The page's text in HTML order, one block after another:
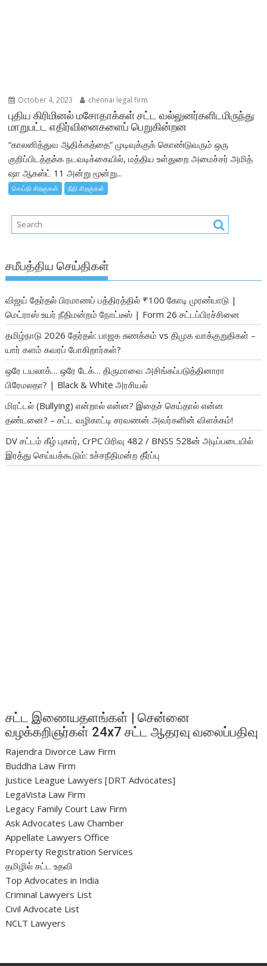
October 4, 2023 chennai legal firm
புதிய கிரிமினல் மசோதாக்கள் சட்ட வல்லுனர்களிடமிருந்து
மாறுபட்ட எதிர்வினைகளைப் பெறுகின்றன
“காலனித்துவ ஆதிக்கத்தை” முடிவுக்குக் கொண்டுவரும் ஒரு
குறிப்பிடத்தக்க நடவடிக்கையில், மத்திய உள்துறை அமைச்சர் அமித்
ஷா ஆகஸ்ட் 11 அன்று மூன்று...
செய்தி சிறகுகள் நீதி சிறகுகள்
சமீபத்திய செய்திகள்
விஜய் தேர்தல் பிரமாணப் பத்திரத்தில் ₹100 கோடி முரண்பாடு |
மெட்ராஸ் உயர் நீதிமன்றம் நோட்டீஸ் | Form 26 சட்டப்பிரச்சினை
தமிழ்நாடு 2026 தேர்தல்: பாஜக சுணக்கம் vs திமுக வாக்குறுதிகள் –
யார் களம் கவரப் போகிறார்கள்?
ஒரே டயலாக்… ஒரே டேக்… திருமாவை அசிங்கப்படுத்தினாரா
பிரேமலதா? | Black & White அரசியல்
மிரட்டல் (Bullying) என்றால் என்ன? இதைச் செய்தால் என்ன
தண்டனை? – சட்ட வழிகாட்டி சரவணன் அவர்களின் விளக்கம்!
DV சட்டம் கீழ் புகார், CrPC பிரிவு 482 / BNSS 528ன் அடிப்படையில்
இரத்து செய்யக்கூடும்: உச்சநீதிமன்ற தீர்ப்பு
சட்ட இணையதளங்கள் | சென்னை
வழக்கறிஞர்கள் 24x7 சட்ட ஆதரவு வலைப்பதிவு
Rajendra Divorce Law Firm
Buddha Law Firm
Justice League Lawyers [DRT Advocates]
LegaVista Law Firm
Legacy Family Court Law Firm
Ask Advocates Law Chamber
Appellate Lawyers Office
Property Registration Services
தமிழில் சட்ட உதவி
Top Advocates in India
Criminal Lawyers List
Civil Advocate List
NCLT Lawyers